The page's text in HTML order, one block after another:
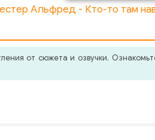
Альфред - Кто-то там
от сюжета и озвучки.